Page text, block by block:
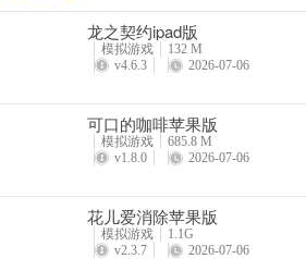
龙之契约ipad版
模拟游戏
132 M
v4.6.3
2026-07-06
可口的咖啡苹果版
模拟游戏
685.8 M
v1.8.0
2026-07-06
花儿爱消除苹果版
模拟游戏
1.1G
v2.3.7
2026-07-06